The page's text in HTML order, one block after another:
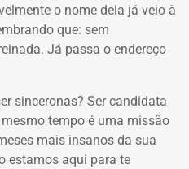
o nome dela já veio à
que: sem
Já passa o endereço
sinceronas? Ser candidata
tempo é uma missão
mais insanos da sua
estamos aqui para te